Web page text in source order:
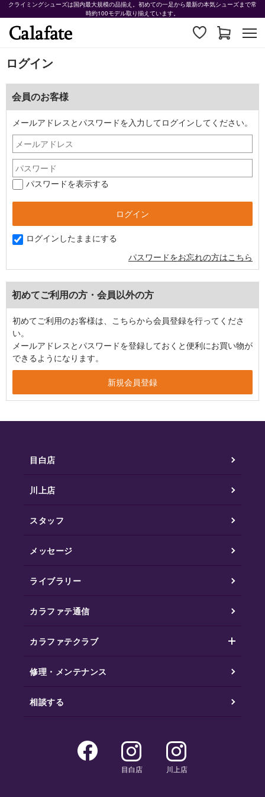
クライミングシューズは国内最大規模の品揃え。初めての一足から最新の本気シューズまで常
時約100モデル取り揃えています。
ログイン
会員のお客様
メールアドレスとパスワードを入力してログインしてください。
パスワードを表示する
ログインしたままにする
パスワードをお忘れの方はこちら
初めてご利用の方・会員以外の方
初めてご利用のお客様は、こちらから会員登録を行ってくださ
い。
メールアドレスとパスワードを登録しておくと便利にお買い物が
できるようになります。
目白店
川上店
スタッフ
メッセージ
ライブラリー
カラファテ通信
カラファテクラブ
修理・メンテナンス
相談する
目白店 川上店